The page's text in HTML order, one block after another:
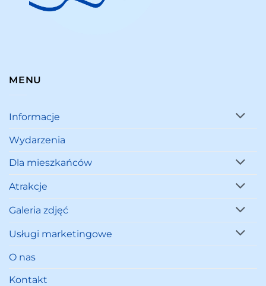
MENU
Informacje
Wydarzenia
Dla mieszkańców
Atrakcje
Galeria zdjęć
Usługi marketingowe
O nas
Kontakt